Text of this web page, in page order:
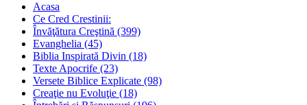
Acasa
Ce Cred Crestinii:
Învăţătura Creştină (399)
Evanghelia (45)
Biblia Inspirată Divin (18)
Texte Apocrife (23)
Versete Biblice Explicate (98)
Creaţie nu Evoluţie (18)